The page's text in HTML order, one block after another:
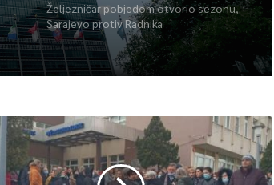
Željezničar pobjedom otvorio sezonu,
Sarajevo protiv Radnika